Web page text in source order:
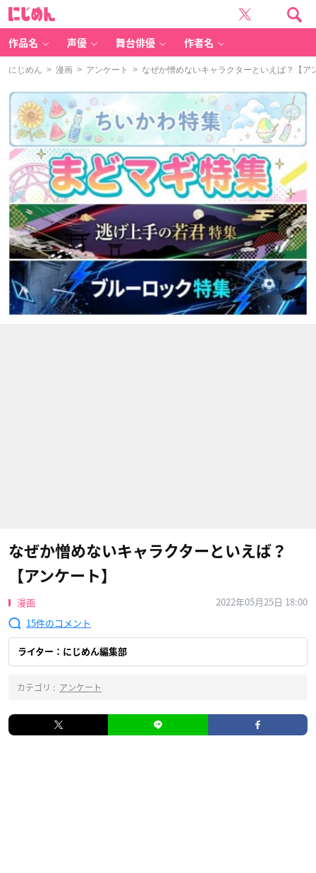
作品名 声優 舞台俳優 作者名
にじめん > 漫画 > アンケート > なぜか憎めないキャラクターといえば？【ア
なぜか憎めないキャラクターといえば？
【アンケート】
漫画
2022年05月25日 18:00
15
ライター：にじめん編集部
カテゴリ : アンケート